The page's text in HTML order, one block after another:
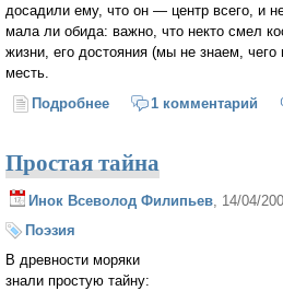
досадили ему, что он — центр всего, и
мала ли обида: важно, что некто смел
жизни, его достояния (мы не знаем,
месть.
Подробнее о Несчастный Ламех
1 комментарий
Простая тайна
Инок Всеволод Филипьев , 14/04/
Поэзия
В древности моряки
знали простую тайну: